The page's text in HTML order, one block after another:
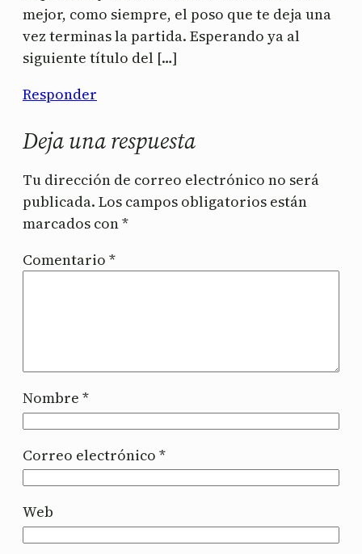
mejor, como siempre, el poso que te deja una
vez terminas la partida. Esperando ya al
siguiente título del […]
Responder
Deja una respuesta
Tu dirección de correo electrónico no será
publicada. Los campos obligatorios están
marcados con*
Comentario *
Nombre *
Correo electrónico *
Web